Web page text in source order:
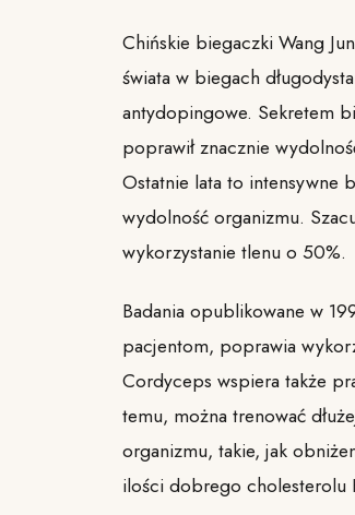
Chińskie biegaczki Wang
świata w biegach
antydopingowe. Sekretem
poprawił znacznie
Ostatnie lata to intensywne
wydolność organizmu.
wykorzystanie tlenu o 50%.
Badania opublikowane w
pacjentom, poprawia
Cordyceps wspiera także
temu, można trenować
organizmu, takie, jak
ilości dobrego cholesterolu